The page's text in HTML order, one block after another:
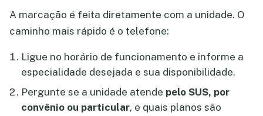
A marcação é feita diretamente com a unidade. O
caminho mais rápido é o telefone:
Ligue no horário de funcionamento e informe a
especialidade desejada e sua disponibilidade.
Pergunte se a unidade atende pelo SUS, por
convênio ou particular, e quais planos são